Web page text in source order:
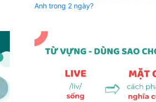
Anh trong 2 ngày?